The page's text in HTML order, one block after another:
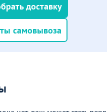
доставку
самовывоза